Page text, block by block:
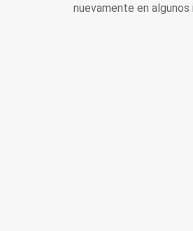
nuevamente en